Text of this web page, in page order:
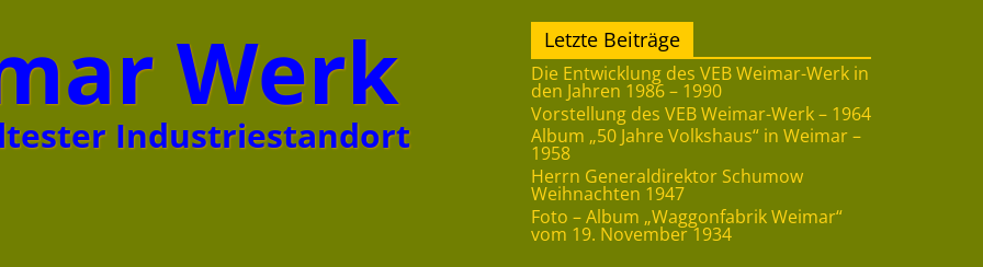
Werk
Industriestandort
Letzte Beiträge
Die Entwicklung des VEB Weimar-Werk in
den Jahren 1986 – 1990
Vorstellung des VEB Weimar-Werk – 1964
Album „50 Jahre Volkshaus“ in Weimar –
1958
Herrn Generaldirektor Schumow
Weihnachten 1947
Foto – Album „Waggonfabrik Weimar“
vom 19. November 1934